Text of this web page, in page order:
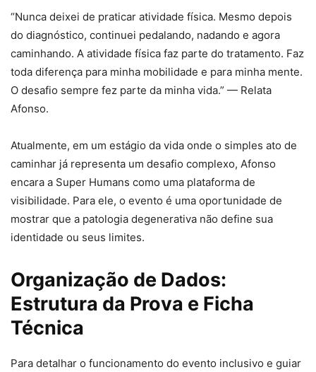
“Nunca deixei de praticar atividade física. Mesmo depois
do diagnóstico, continuei pedalando, nadando e agora
caminhando. A atividade física faz parte do tratamento. Faz
toda diferença para minha mobilidade e para minha mente.
O desafio sempre fez parte da minha vida.” — Relata
Afonso.
Atualmente, em um estágio da vida onde o simples ato de
caminhar já representa um desafio complexo, Afonso
encara a Super Humans como uma plataforma de
visibilidade. Para ele, o evento é uma oportunidade de
mostrar que a patologia degenerativa não define sua
identidade ou seus limites.
Organização de Dados:
Estrutura da Prova e Ficha
Técnica
Para detalhar o funcionamento do evento inclusivo e guiar